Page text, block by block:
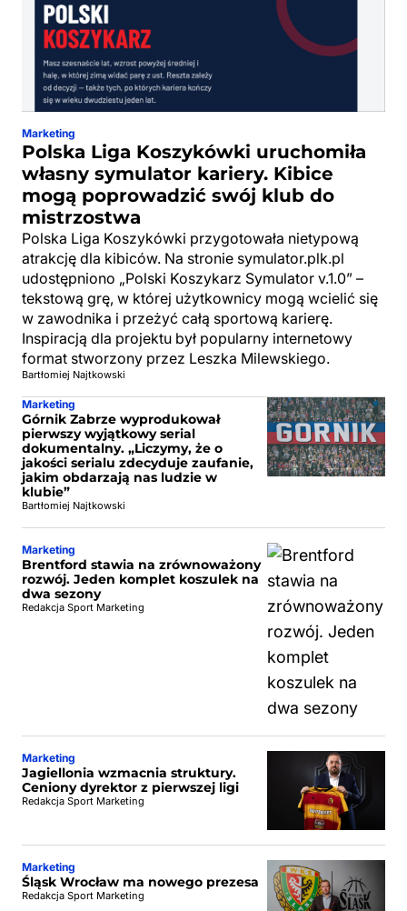
Marketing
Polska Liga Koszykówki uruchomiła
własny symulator kariery. Kibice
mogą poprowadzić swój klub do
mistrzostwa
Polska Liga Koszykówki przygotowała nietypową
atrakcję dla kibiców. Na stronie symulator.plk.pl
udostępniono „Polski Koszykarz Symulator v.1.0” –
tekstową grę, w której użytkownicy mogą wcielić się
w zawodnika i przeżyć całą sportową karierę.
Inspiracją dla projektu był popularny internetowy
format stworzony przez Leszka Milewskiego.
Bartłomiej Najtkowski
Marketing
Górnik Zabrze wyprodukował
pierwszy wyjątkowy serial
dokumentalny. „Liczymy, że o
jakości serialu zdecyduje zaufanie,
jakim obdarzają nas ludzie w
klubie”
Bartłomiej Najtkowski
Marketing
Brentford stawia na zrównoważony
rozwój. Jeden komplet koszulek na
dwa sezony
Redakcja Sport Marketing
Marketing
Jagiellonia wzmacnia struktury.
Ceniony dyrektor z pierwszej ligi
Redakcja Sport Marketing
Marketing
Śląsk Wrocław ma nowego prezesa
Redakcja Sport Marketing